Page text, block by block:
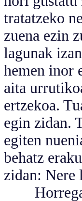
tratatzeko
zuena ezin
lagunak
hemen inor
aita
ertzekoa.
egin zidan.
egiten
behatz
zidan: Nere